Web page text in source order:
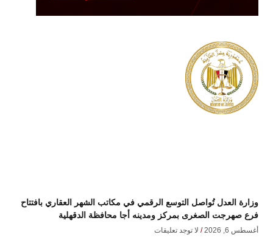
وزارة العدل تُواصل التوسع الرقمي في مكاتب الشهر العقاري بافتتاح
فرع صهرجت الصغرى بمركز ومدينه أجا محافظة الدقهلية
أغسطس 6, 2026 لا توجد تعليقات